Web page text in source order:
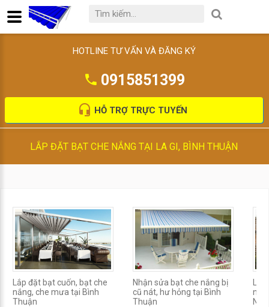
HOTLINE TƯ VẤN VÀ ĐĂNG KÝ
0915851399
HỖ TRỢ TRỰC TUYẾN
LẮP ĐẶT BẠT CHE NẮNG TẠI LA GI, BÌNH THUẬN
Lắp đặt bạt cuốn, bạt che
nắng, che mưa tại Bình
Thuận
Nhận sửa bạt che nắng bị
cũ nát, hư hỏng tại Bình
Thuận